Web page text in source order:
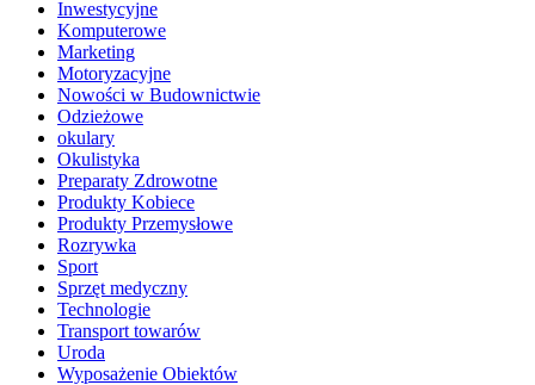
Inwestycyjne
Komputerowe
Marketing
Motoryzacyjne
Nowości w Budownictwie
Odzieżowe
okulary
Okulistyka
Preparaty Zdrowotne
Produkty Kobiece
Produkty Przemysłowe
Rozrywka
Sport
Sprzęt medyczny
Technologie
Transport towarów
Uroda
Wyposażenie Obiektów